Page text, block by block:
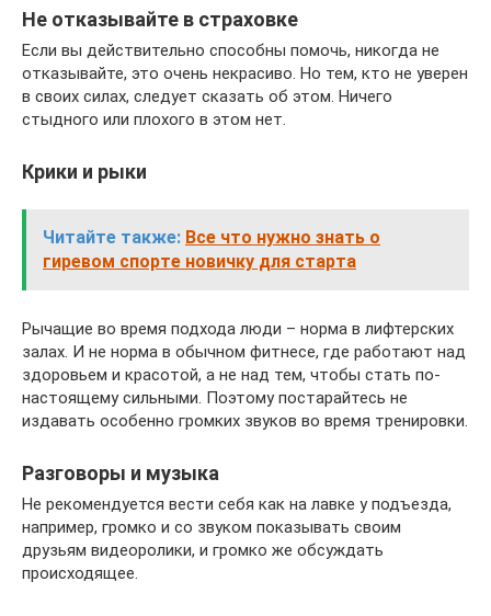
Не отказывайте в страховке
Если вы действительно способны помочь, никогда не
отказывайте, это очень некрасиво. Но тем, кто не уверен
в своих силах, следует сказать об этом. Ничего
стыдного или плохого в этом нет.
Крики и рыки
Читайте также: Все что нужно знать о
гиревом спорте новичку для старта
Рычащие во время подхода люди – норма в лифтерских
залах. И не норма в обычном фитнесе, где работают над
здоровьем и красотой, а не над тем, чтобы стать по-
настоящему сильными. Поэтому постарайтесь не
издавать особенно громких звуков во время тренировки.
Разговоры и музыка
Не рекомендуется вести себя как на лавке у подъезда,
например, громко и со звуком показывать своим
друзьям видеоролики, и громко же обсуждать
происходящее.